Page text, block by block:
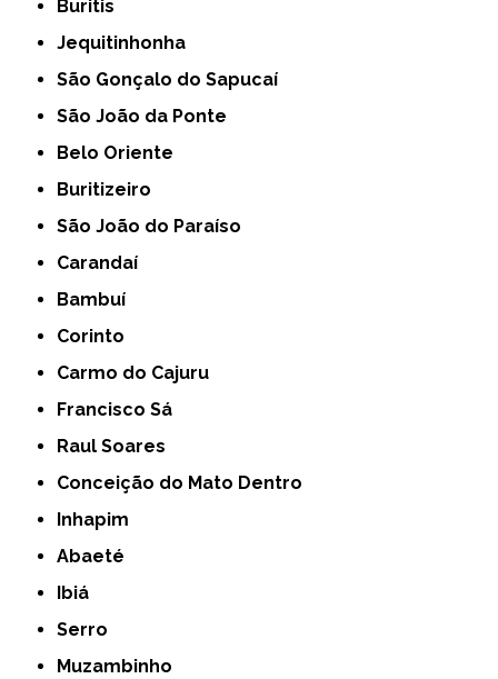
Buritis
Jequitinhonha
São Gonçalo do Sapucaí
São João da Ponte
Belo Oriente
Buritizeiro
São João do Paraíso
Carandaí
Bambuí
Corinto
Carmo do Cajuru
Francisco Sá
Raul Soares
Conceição do Mato Dentro
Inhapim
Abaeté
Ibiá
Serro
Muzambinho